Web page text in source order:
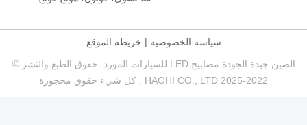
سياسة الخصوصية|خريطة الموقع
الصين جيدة الجودة مصابيح LED للسيارات المورد. حقوق الطبع والنشر ©
2022-2025 HAOHI CO., LTD . كل شيء حقوق محجوزة